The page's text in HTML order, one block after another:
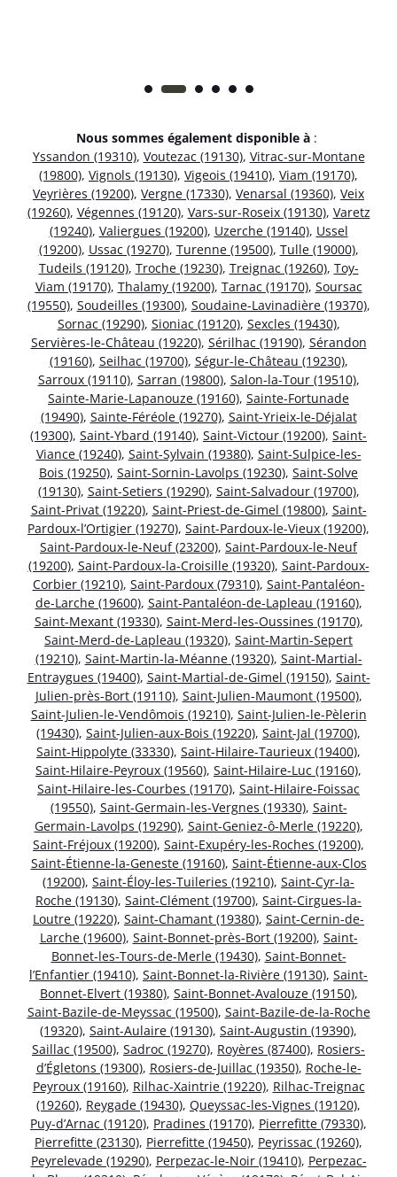
Nous sommes également disponible à :
Yssandon (19310), Voutezac (19130), Vitrac-sur-Montane
(19800), Vignols (19130), Vigeois (19410), Viam (19170),
Veyrières (19200), Vergne (17330), Venarsal (19360), Veix
(19260), Végennes (19120), Vars-sur-Roseix (19130), Varetz
(19240), Valiergues (19200), Uzerche (19140), Ussel
(19200), Ussac (19270), Turenne (19500), Tulle (19000),
Tudeils (19120), Troche (19230), Treignac (19260), Toy-
Viam (19170), Thalamy (19200), Tarnac (19170), Soursac
(19550), Soudeilles (19300), Soudaine-Lavinadière (19370),
Sornac (19290), Sioniac (19120), Sexcles (19430),
Servières-le-Château (19220), Sérilhac (19190), Sérandon
(19160), Seilhac (19700), Ségur-le-Château (19230),
Sarroux (19110), Sarran (19800), Salon-la-Tour (19510),
Sainte-Marie-Lapanouze (19160), Sainte-Fortunade
(19490), Sainte-Féréole (19270), Saint-Yrieix-le-Déjalat
(19300), Saint-Ybard (19140), Saint-Victour (19200), Saint-
Viance (19240), Saint-Sylvain (19380), Saint-Sulpice-les-
Bois (19250), Saint-Sornin-Lavolps (19230), Saint-Solve
(19130), Saint-Setiers (19290), Saint-Salvadour (19700),
Saint-Privat (19220), Saint-Priest-de-Gimel (19800), Saint-
Pardoux-l’Ortigier (19270), Saint-Pardoux-le-Vieux (19200),
Saint-Pardoux-le-Neuf (23200), Saint-Pardoux-le-Neuf
(19200), Saint-Pardoux-la-Croisille (19320), Saint-Pardoux-
Corbier (19210), Saint-Pardoux (79310), Saint-Pantaléon-
de-Larche (19600), Saint-Pantaléon-de-Lapleau (19160),
Saint-Mexant (19330), Saint-Merd-les-Oussines (19170),
Saint-Merd-de-Lapleau (19320), Saint-Martin-Sepert
(19210), Saint-Martin-la-Méanne (19320), Saint-Martial-
Entraygues (19400), Saint-Martial-de-Gimel (19150), Saint-
Julien-près-Bort (19110), Saint-Julien-Maumont (19500),
Saint-Julien-le-Vendômois (19210), Saint-Julien-le-Pèlerin
(19430), Saint-Julien-aux-Bois (19220), Saint-Jal (19700),
Saint-Hippolyte (33330), Saint-Hilaire-Taurieux (19400),
Saint-Hilaire-Peyroux (19560), Saint-Hilaire-Luc (19160),
Saint-Hilaire-les-Courbes (19170), Saint-Hilaire-Foissac
(19550), Saint-Germain-les-Vergnes (19330), Saint-
Germain-Lavolps (19290), Saint-Geniez-ô-Merle (19220),
Saint-Fréjoux (19200), Saint-Exupéry-les-Roches (19200),
Saint-Étienne-la-Geneste (19160), Saint-Étienne-aux-Clos
(19200), Saint-Éloy-les-Tuileries (19210), Saint-Cyr-la-
Roche (19130), Saint-Clément (19700), Saint-Cirgues-la-
Loutre (19220), Saint-Chamant (19380), Saint-Cernin-de-
Larche (19600), Saint-Bonnet-près-Bort (19200), Saint-
Bonnet-les-Tours-de-Merle (19430), Saint-Bonnet-
l’Enfantier (19410), Saint-Bonnet-la-Rivière (19130), Saint-
Bonnet-Elvert (19380), Saint-Bonnet-Avalouze (19150),
Saint-Bazile-de-Meyssac (19500), Saint-Bazile-de-la-Roche
(19320), Saint-Aulaire (19130), Saint-Augustin (19390),
Saillac (19500), Sadroc (19270), Royères (87400), Rosiers-
d’Égletons (19300), Rosiers-de-Juillac (19350), Roche-le-
Peyroux (19160), Rilhac-Xaintrie (19220), Rilhac-Treignac
(19260), Reygade (19430), Queyssac-les-Vignes (19120),
Puy-d’Arnac (19120), Pradines (19170), Pierrefitte (79330),
Pierrefitte (23130), Pierrefitte (19450), Peyrissac (19260),
Peyrelevade (19290), Perpezac-le-Noir (19410), Perpezac-